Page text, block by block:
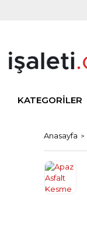
KATEGORİLER
Anasayfa